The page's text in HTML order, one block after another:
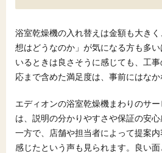
浴室乾燥機の入れ替えは金額も大き
想はどうなのか」が気になる方も多
いるときは良さそうに感じても、工
応まで含めた満足度は、事前にはなか
エディオンの浴室乾燥機まわりのサ
は、説明の分かりやすさや保証の安
一方で、店舗や担当者によって提案
感じたという声も見られます。良い